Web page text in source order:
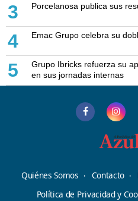
3 Porcelanosa publica sus
4 Emac Grupo celebra su
5
Grupo Ibricks refuerza su
en sus jornadas internas
Quiénes Somos Contacto
Política de Privacidad y